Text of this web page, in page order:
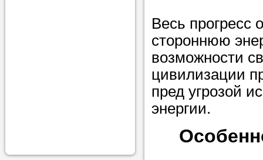
Больше не
голову, к
помощью -
Nado5.ru!
Наши
помогут
Весь прогресс
стороннюю
возможности
цивилизации
пред угрозой
энергии.